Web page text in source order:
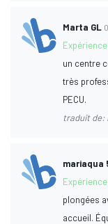
Marta GL
un centre
très
PECU.
traduit de:
mariaqua
plongées
accueil.